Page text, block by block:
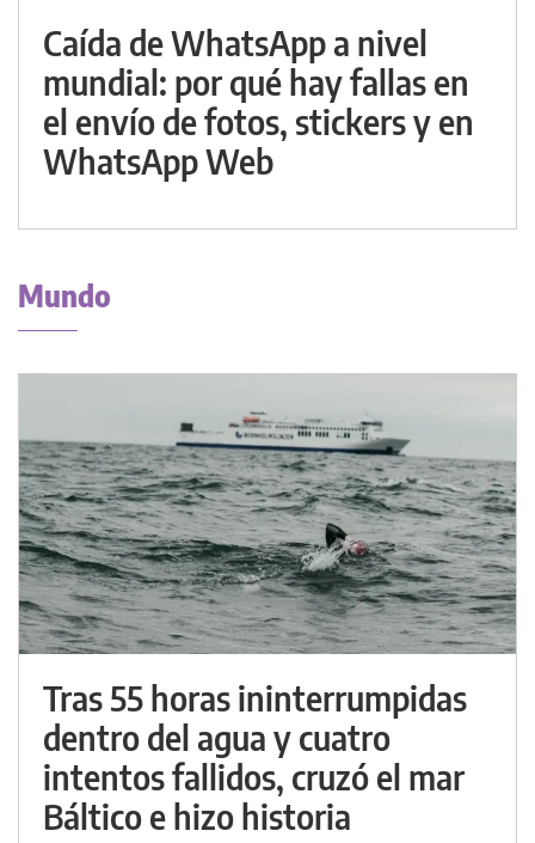
Caída de WhatsApp a nivel
mundial: por qué hay fallas en
el envío de fotos, stickers y en
WhatsApp Web
Mundo
Tras 55 horas ininterrumpidas
dentro del agua y cuatro
intentos fallidos, cruzó el mar
Báltico e hizo historia